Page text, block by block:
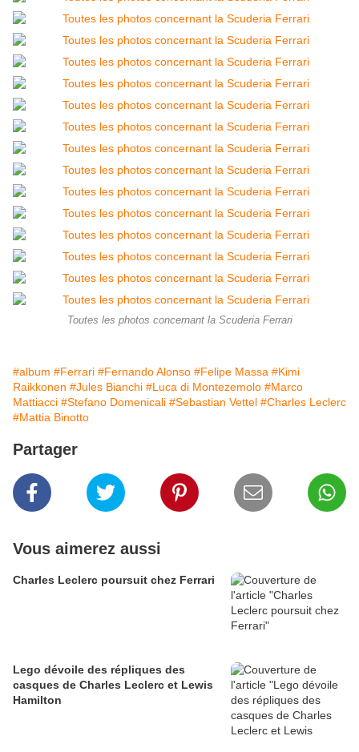
Toutes les photos concernant la Scuderia Ferrari
#album #Ferrari #Fernando Alonso #Felipe Massa #Kimi
Raikkonen #Jules Bianchi #Luca di Montezemolo #Marco
Mattiacci #Stefano Domenicali #Sebastian Vettel #Charles Leclerc
#Mattia Binotto
Partager
Vous aimerez aussi
Charles Leclerc poursuit chez Ferrari
Lego dévoile des répliques des
casques de Charles Leclerc et Lewis
Hamilton